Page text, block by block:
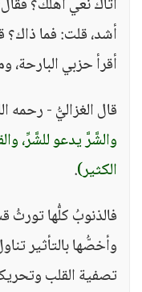
أتاك نعي أهلك؟
أشد، قلت: فما
أقرأ حزبي البارحة،
قال الغزاليُّ - رحمه
والشَّرَّ يدعو للشَّرِّ،
الكثير).
فالذنوبُ كلُّها تورثُ
وأخصُّها بالتأثير
تصفية القلب